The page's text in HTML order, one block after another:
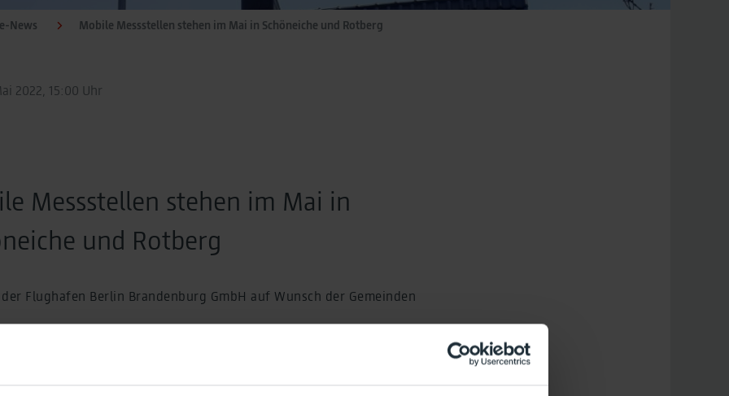
News Mobile Messstellen stehen im Mai in Schöneiche und Rotberg
2022, 15:00 Uhr
Messstellen stehen im Mai in
und Rotberg
Flughafen Berlin Brandenburg GmbH auf Wunsch der Gemeinden